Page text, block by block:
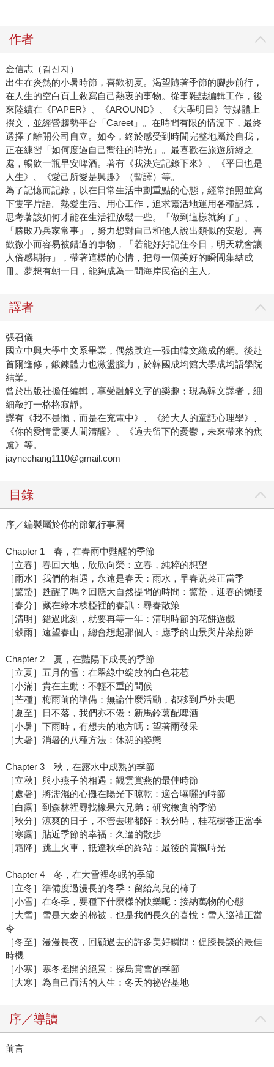
作者
金信志（김신지）
出生在炎熱的小暑時節，喜歡初夏。渴望隨著季節的腳步前行，
在人生的空白頁上敘寫自己熱衷的事物。從事雜誌編輯工作，後
來陸續在《PAPER》、《AROUND》、《大學明日》等媒體上
撰文，並經營趨勢平台「Careet」。在時間有限的情況下，最終
選擇了離開公司自立。如今，終於感受到時間完整地屬於自我，
正在練習「如何度過自己嚮往的時光」。最喜歡在旅遊所經之
處，暢飲一瓶早安啤酒。著有《我決定記錄下來》、《平日也是
人生》、《愛己所愛是興趣》（暫譯）等。
為了記憶而記錄，以在日常生活中劃重點的心態，經常拍照並寫
下隻字片語。熱愛生活、用心工作，追求靈活地運用各種記錄，
思考著該如何才能在生活裡放鬆一些。「做到這樣就夠了」、
「勝敗乃兵家常事」，努力想對自己和他人說出類似的安慰。喜
歡微小而容易被錯過的事物，「若能好好記住今日，明天就會讓
人倍感期待」，帶著這樣的心情，把每一個美好的瞬間集結成
冊。夢想有朝一日，能夠成為一間海岸民宿的主人。
譯者
張召儀
國立中興大學中文系畢業，偶然跌進一張由韓文織成的網。後赴
首爾進修，鍛鍊體力也激盪腦力，於韓國成均館大學成均語學院
結業。
曾於出版社擔任編輯，享受融解文字的樂趣；現為韓文譯者，細
細敲打一格格寂靜。
譯有《我不是懶，而是在充電中》、《給大人的童話心理學》、
《你的愛情需要人間清醒》、《過去留下的憂鬱，未來帶來的焦
慮》等。
jaynechang1110@gmail.com
目錄
序／編製屬於你的節氣行事曆
Chapter 1 春，在春雨中甦醒的季節
［立春］春回大地，欣欣向榮：立春，純粹的想望
［雨水］我們的相遇，永遠是春天：雨水，早春蔬菜正當季
［驚蟄］甦醒了嗎？回應大自然提問的時間：驚蟄，迎春的懶腰
［春分］藏在綠木枝椏裡的春訊：尋春散策
［清明］錯過此刻，就要再等一年：清明時節的花餅遊戲
［穀雨］遠望春山，總會想起那個人：應季的山景與芹菜煎餅
Chapter 2 夏，在豔陽下成長的季節
［立夏］五月的雪：在翠綠中綻放的白色花苞
［小滿］貴在主動：不輕不重的問候
［芒種］梅雨前的準備：無論什麼活動，都移到戶外去吧
［夏至］日不落，我們亦不倦：新馬鈴薯配啤酒
［小暑］下雨時，有想去的地方嗎：望著雨發呆
［大暑］消暑的八種方法：休憩的姿態
Chapter 3 秋，在露水中成熟的季節
［立秋］與小燕子的相遇：觀雲賞燕的最佳時節
［處暑］將濡濕的心攤在陽光下晾乾：適合曝曬的時節
［白露］到森林裡尋找橡果六兄弟：研究橡實的季節
［秋分］涼爽的日子，不管去哪都好：秋分時，桂花樹香正當季
［寒露］貼近季節的幸福：久違的散步
［霜降］跳上火車，抵達秋季的終站：最後的賞楓時光
Chapter 4 冬，在大雪裡冬眠的季節
［立冬］準備度過漫長的冬季：留給鳥兒的柿子
［小雪］在冬季，要種下什麼樣的快樂呢：接納萬物的心態
［大雪］雪是大麥的棉被，也是我們長久的喜悅：雪人巡禮正當
令
［冬至］漫漫長夜，回顧過去的許多美好瞬間：促膝長談的最佳
時機
［小寒］寒冬攤開的絕景：探鳥賞雪的季節
［大寒］為自己而活的人生：冬天的祕密基地
序／導讀
前言